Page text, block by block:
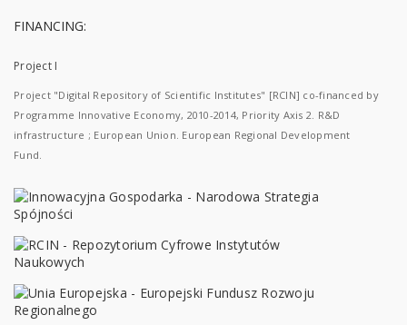
FINANCING:
Project I
Project "Digital Repository of Scientific Institutes" [RCIN] co-financed by
Programme Innovative Economy, 2010-2014, Priority Axis 2. R&D
infrastructure ; European Union. European Regional Development
Fund.